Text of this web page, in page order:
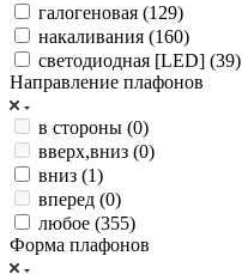
галогеновая (129)
накаливания (160)
светодиодная [LED] (39)
Направление плафонов
в стороны (0)
вверх,вниз (0)
вниз (1)
вперед (0)
любое (355)
Форма плафонов